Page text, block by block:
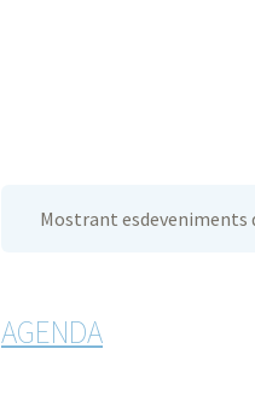
Mostrant esdeveniments
AGENDA